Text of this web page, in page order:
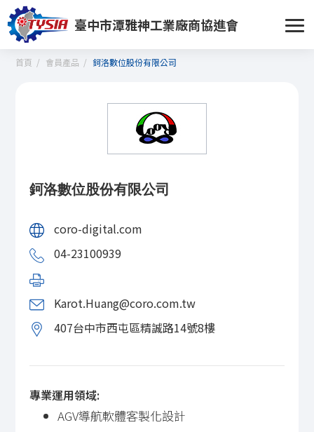
臺中市潭雅神工業廠商協進會
首頁 會員產品 鈳洛數位股份有限公司
鈳洛數位股份有限公司
coro-digital.com
04-23100939
Karot.Huang@coro.com.tw
407台中市西屯區精誠路14號8樓
專業運用領域:
AGV導航軟體客製化設計